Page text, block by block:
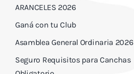
ARANCELES 2026
Ganá con tu Club
Asamblea General Ordinaria 2026
Seguro Requisitos para Canchas